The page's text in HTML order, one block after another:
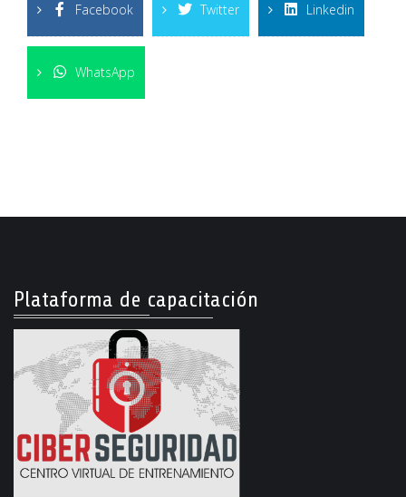
Facebook Twitter Linkedin
WhatsApp
Plataforma de capacitación